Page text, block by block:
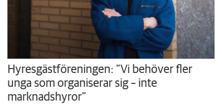
Hyresgästföreningen: ”Vi behöver fler
unga som organiserar sig – inte
marknadshyror”